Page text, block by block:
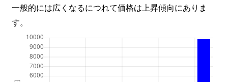
一般的には広くなるにつれて価格は上昇傾向にありま
す。